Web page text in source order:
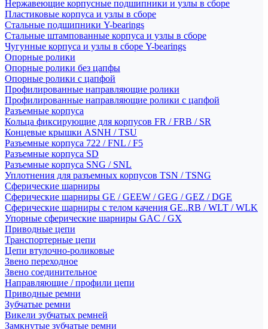
Нержавеющие корпусные подшипники и узлы в сборе
Пластиковые корпуса и узлы в сборе
Стальные подшипники Y-bearings
Стальные штампованные корпуса и узлы в сборе
Чугунные корпуса и узлы в сборе Y-bearings
Опорные ролики
Опорные ролики без цапфы
Опорные ролики с цапфой
Профилированные направляющие ролики
Профилированные направляющие ролики с цапфой
Разъемные корпуса
Кольца фиксирующие для корпусов FR / FRB / SR
Концевые крышки ASNH / TSU
Разъемные корпуса 722 / FNL / F5
Разъемные корпуса SD
Разъемные корпуса SNG / SNL
Уплотнения для разъемных корпусов TSN / TSNG
Сферические шарниры
Сферические шарниры GE / GEEW / GEG / GEZ / DGE
Сферические шарниры с телом качения GE..RB / WLT / WLK
Упорные сферические шарниры GAC / GX
Приводные цепи
Транспортерные цепи
Цепи втулочно-роликовые
Звено переходное
Звено соединительное
Направляющие / профили цепи
Приводные ремни
Зубчатые ремни
Викели зубчатых ремней
Замкнутые зубчатые ремни